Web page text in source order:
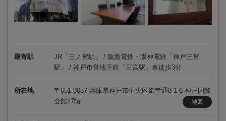
最寄駅
JR「三ノ宮駅」 / 阪急電鉄・阪神電鉄「神戸三宮
駅」 / 神戸市営地下鉄「三宮駅」各徒歩3分
所在地
〒651-0087 兵庫県神戸市中央区御幸通8-1-6 神戸国際
会館17階
地図